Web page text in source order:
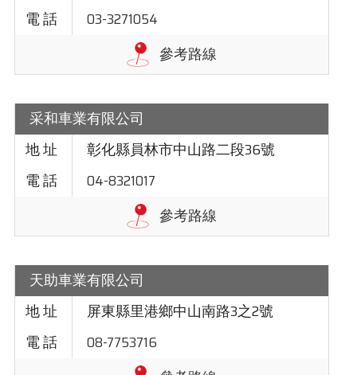
03-3271054
采和車業有限公司
彰化縣員林市中山路二段36號
04-8321017
天助車業有限公司
屏東縣里港鄉中山南路3之2號
08-7753716